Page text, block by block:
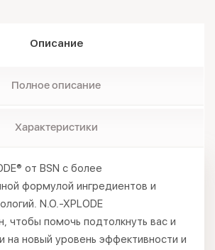
Описание
Полное описание
Характеристики
от BSN с более
формулой ингредиентов и
N.O.-XPLODE
чтобы помочь подтолкнуть вас и
на новый уровень эффективности и